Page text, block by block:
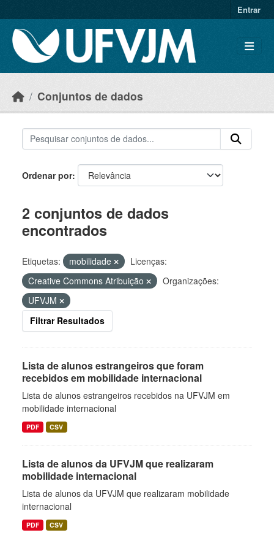
Entrar
Conjuntos de dados
Ordenar por
2 conjuntos de dados
encontrados
Etiquetas: mobilidade
Licenças:
Creative Commons Atribuição
Organizações:
UFVJM
Filtrar Resultados
Lista de alunos estrangeiros que foram
recebidos em mobilidade internacional
Lista de alunos estrangeiros recebidos na UFVJM em
mobilidade internacional
PDF CSV
Lista de alunos da UFVJM que realizaram
mobilidade internacional
Lista de alunos da UFVJM que realizaram mobilidade
internacional
PDF CSV